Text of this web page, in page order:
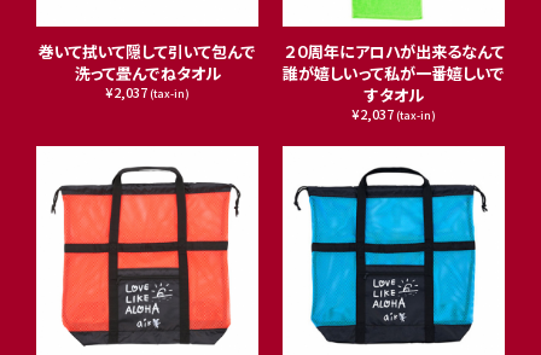
巻いて拭いて隠して引いて包んで
洗って畳んでねタオル
¥2,037 (tax-in)
２０周年にアロハが出来るなんて
誰が嬉しいって私が一番嬉しいで
すタオル
¥2,037 (tax-in)